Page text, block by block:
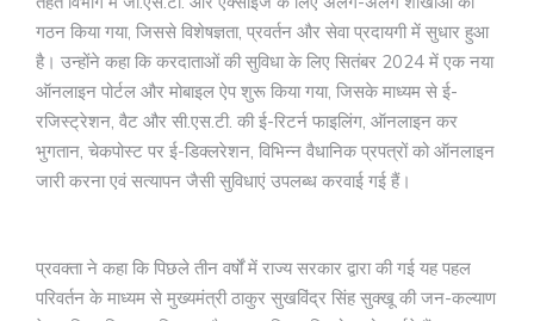
गठन किया गया, जिससे विशेषज्ञता, प्रवर्तन और सेवा प्रदायगी में सुधार हुआ
है। उन्होंने कहा कि करदाताओं की सुविधा के लिए सितंबर 2024 में एक नया
ऑनलाइन पोर्टल और मोबाइल ऐप शुरू किया गया, जिसके माध्यम से ई-
रजिस्ट्रेशन, वैट और सी.एस.टी. की ई-रिटर्न फाइलिंग, ऑनलाइन कर
भुगतान, चेकपोस्ट पर ई-डिक्लरेशन, विभिन्न वैधानिक प्रपत्रों को ऑनलाइन
जारी करना एवं सत्यापन जैसी सुविधाएं उपलब्ध करवाई गई हैं।
प्रवक्ता ने कहा कि पिछले तीन वर्षों में राज्य सरकार द्वारा की गई यह पहल
परिवर्तन के माध्यम से मुख्यमंत्री ठाकुर सुखविंद्र सिंह सुक्खू की जन-कल्याण